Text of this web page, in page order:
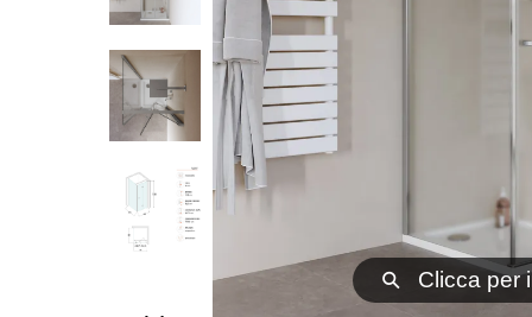
⚲ Clicca per